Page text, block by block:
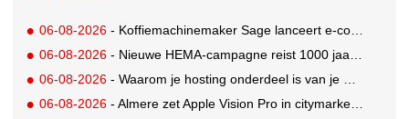
06-08-2026 - Koffiemachinemaker Sage lanceert e-commerceplatform voor koffieliefhebbers
06-08-2026 - Nieuwe HEMA-campagne reist 1000 jaar terug in de tijd naar 'Hemastein'
06-08-2026 - Waarom je hosting onderdeel is van je merkstrategie
06-08-2026 - Almere zet Apple Vision Pro in citymarketing